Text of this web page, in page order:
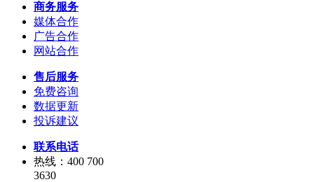
商务服务
媒体合作
广告合作
网站合作
售后服务
免费咨询
数据更新
投诉建议
联系电话
热线：400 700
3630